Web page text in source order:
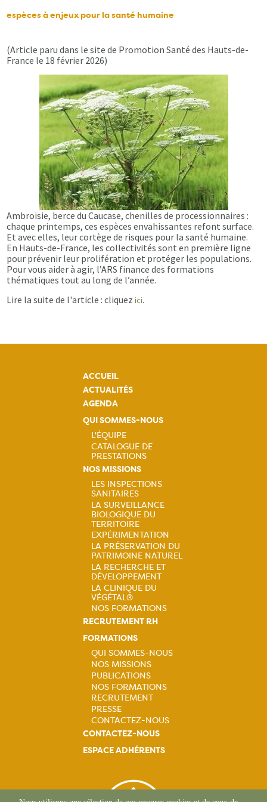
espèces à enjeux pour la santé humaine
(Article paru dans le site de Promotion Santé des Hauts-de-
France le 18 février 2026)
Ambroisie, berce du Caucase, chenilles de processionnaires :
chaque printemps, ces espèces envahissantes refont surface.
Et avec elles, leur cortège de risques pour la santé humaine.
En Hauts-de-France, les collectivités sont en première ligne
pour prévenir leur prolifération et protéger les populations.
Pour vous aider à agir, l’ARS finance des formations
thématiques tout au long de l’année.
Lire la suite de l'article : cliquezici.
ACCUEIL
ACTUALITÉS
AGENDA
QUI SOMMES-NOUS
Navigation
principale
L'ÉQUIPE
CATALOGUE DE
PRESTATIONS
NOS MISSIONS
Navigation
principale
LES INSPECTIONS
SANITAIRES
LA SURVEILLANCE
BIOLOGIQUE DU
TERRITOIRE
EXPÉRIMENTATION
LA PRÉSERVATION DU
PATRIMOINE NATUREL
LA RECHERCHE ET
DÉVELOPPEMENT
LA CLINIQUE DU
VÉGÉTAL®
NOS FORMATIONS
RECRUTEMENT RH
FORMATIONS
Navigation
principale
QUI SOMMES-NOUS
NOS MISSIONS
PUBLICATIONS
NOS FORMATIONS
RECRUTEMENT
PRESSE
CONTACTEZ-NOUS
CONTACTEZ-NOUS
ESPACE ADHÉRENTS